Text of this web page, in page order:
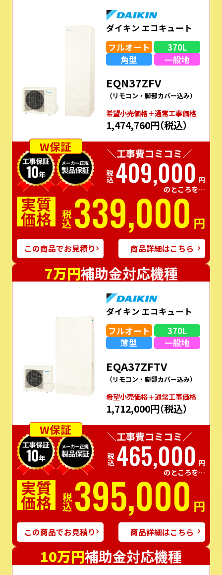
ダイキン エコキュート
フルオート
370L
角型
一般地
EQN37ZFV
（リモコン・脚部カバー込み）
希望⼩売価格＋通常⼯事価格
1,474,760円（税込）
W保証
＼工事費コミコミ／
税込409,000 円
のところを…
実質
価格 税込339,000 円
この商品でお見積り 商品詳細はこちら
7万円補助金対応機種
ダイキン エコキュート
フルオート
370L
薄型
一般地
EQA37ZFTV
（リモコン・脚部カバー込み）
希望⼩売価格＋通常⼯事価格
1,712,000円（税込）
W保証
＼工事費コミコミ／
税込465,000 円
のところを…
実質
価格 税込395,000 円
この商品でお見積り 商品詳細はこちら
10万円補助金対応機種